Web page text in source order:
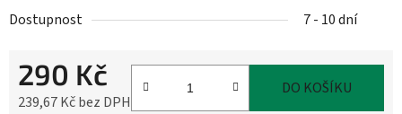
Dostupnost 7 - 10 dní
290 Kč
239,67 Kč bez DPH
DO KOŠÍKU